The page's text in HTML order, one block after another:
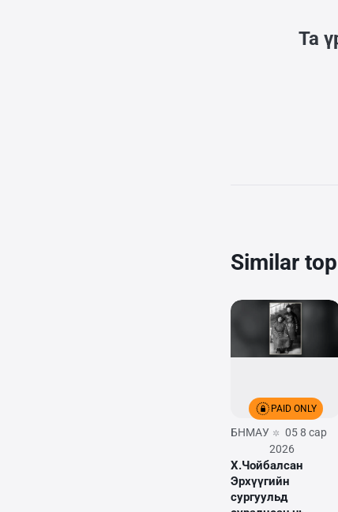
Та
Similar
PAID ONLY
БНМАУ
05 8 сар
2026
Х.Чойбалсан
Эрхүүгийн
сургуульд